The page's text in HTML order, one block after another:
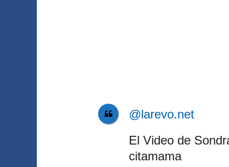
@larevo.net
El Video de
citamama